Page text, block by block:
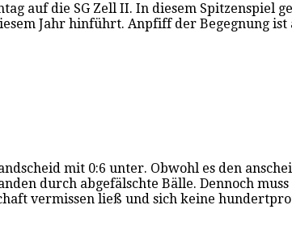
auf die SG Zell II. In diesem Spitzenspiel
Jahr hinführt. Anpfiff der Begegnung ist
mit 0:6 unter. Obwohl es den
durch abgefälschte Bälle. Dennoch muss
vermissen ließ und sich keine